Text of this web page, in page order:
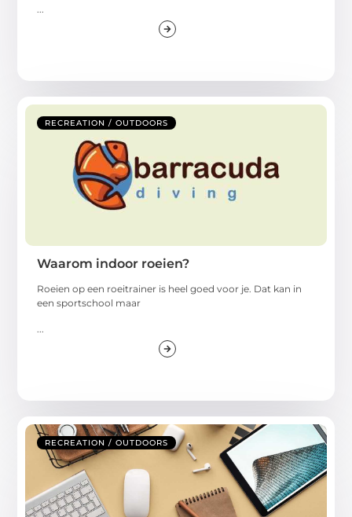
...
RECREATION / OUTDOORS
Waarom indoor roeien?
Roeien op een roeitrainer is heel goed voor je. Dat kan in
een sportschool maar
RECREATION / OUTDOORS